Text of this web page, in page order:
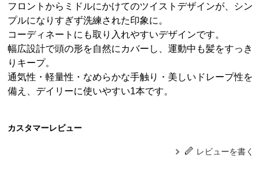
フロントからミドルにかけてのツイストデザインが、シン
プルになりすぎず洗練された印象に。
コーディネートにも取り入れやすいデザインです。
幅広設計で頭の形を自然にカバーし、運動中も髪をすっき
りキープ。
通気性・軽量性・なめらかな手触り・美しいドレープ性を
備え、デイリーに使いやすい1本です。
カスタマーレビュー
レビューを書く